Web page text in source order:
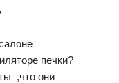
печки?
,что они